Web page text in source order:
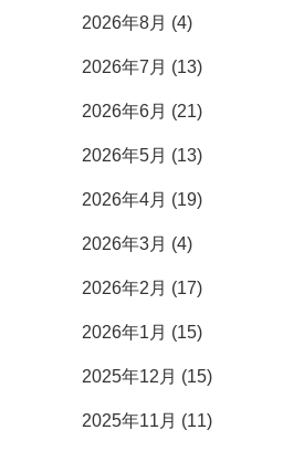
2026年8月 (4)
2026年7月 (13)
2026年6月 (21)
2026年5月 (13)
2026年4月 (19)
2026年3月 (4)
2026年2月 (17)
2026年1月 (15)
2025年12月 (15)
2025年11月 (11)